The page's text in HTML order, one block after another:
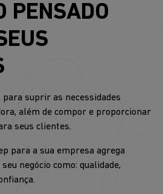
PENSADO
para suprir as necessidades
além de compor e proporcionar
seus clientes.
para a sua empresa agrega
negócio como: qualidade,